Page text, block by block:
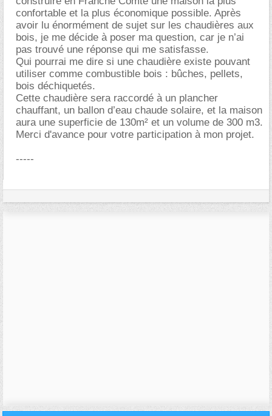
confortable et la plus économique possible. Après
avoir lu énormément de sujet sur les chaudières aux
bois, je me décide à poser ma question, car je n’ai
pas trouvé une réponse qui me satisfasse.
Qui pourrai me dire si une chaudière existe pouvant
utiliser comme combustible bois : bûches, pellets,
bois déchiquetés.
Cette chaudière sera raccordé à un plancher
chauffant, un ballon d’eau chaude solaire, et la maison
aura une superficie de 130m² et un volume de 300 m3.
Merci d'avance pour votre participation à mon projet.
-----